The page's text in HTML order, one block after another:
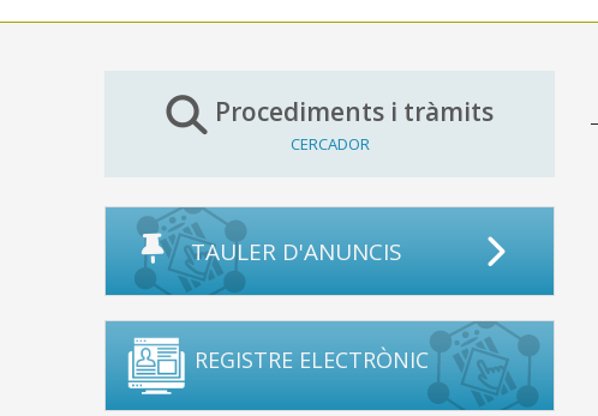
Procediments i tràmits
CERCADOR
TAULER D'ANUNCIS
REGISTRE ELECTRÒNIC